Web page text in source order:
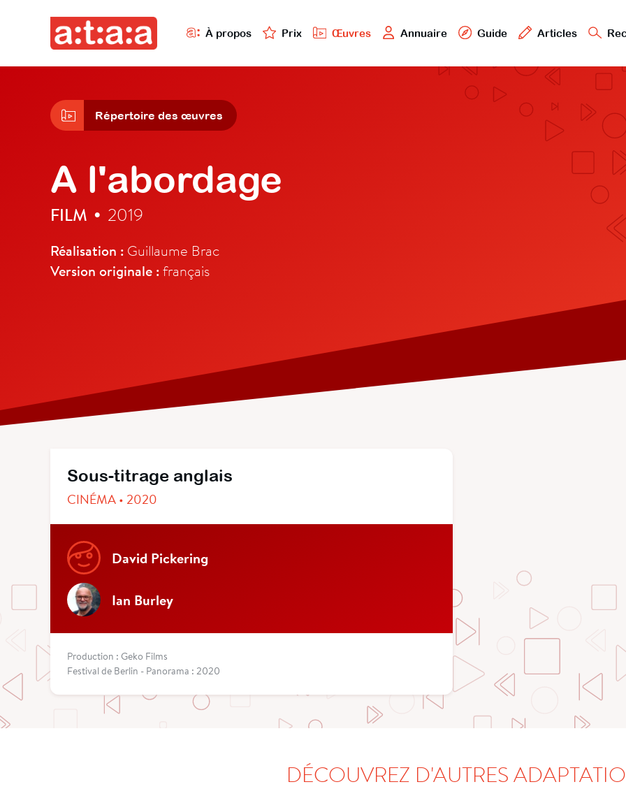
À propos Prix Œuvres Annuaire Guide Articles
Répertoire des œuvres
A l'abordage
FILM • 2019
Réalisation : Guillaume Brac
Version originale :français
Sous-titrage anglais
CINÉMA • 2020
David Pickering
Ian Burley
Production : Geko Films
Festival de Berlin - Panorama : 2020
DÉCOUVREZ D'AUTRES